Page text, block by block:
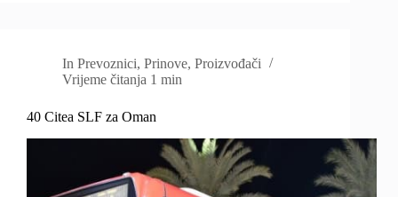
In Prevoznici,Prinove,Proizvođači
Vrijeme čitanja 1 min
40 Citea SLF za Oman